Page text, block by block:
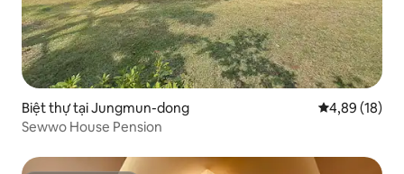
Biệt thự tại Jungmun-dong Xếp hạng
4,89 (18)
Sewwo House Pension